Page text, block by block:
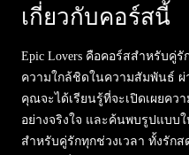
เกี่ยวกับคอร์สนี้
Epic Lovers คือคอร์สสำหรับคู่
ความใกล้ชิดในความสัมพันธ์
คุณจะได้เรียนรู้ที่จะเปิดเผยคว
อย่างจริงใจ และค้นพบรูปแบบ
สำหรับคู่รักทุกช่วงเวลา ทั้งรัก